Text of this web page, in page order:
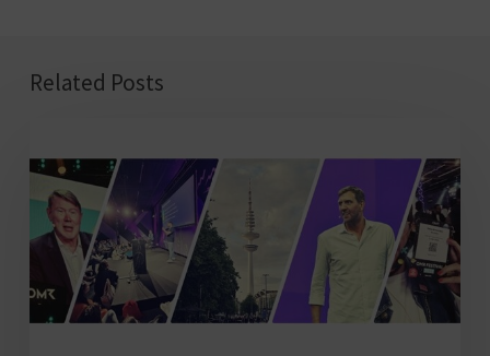
Related Posts
Take-
aways
von
OMR
2025